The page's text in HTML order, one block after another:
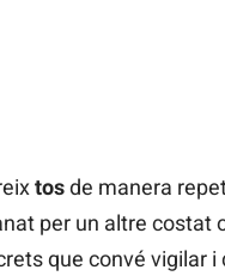
tosde manera
per un altre costat
que convé vigilar i